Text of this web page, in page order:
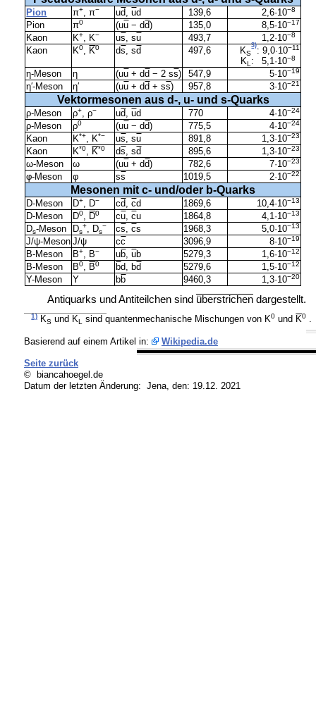
Pion π+, π− ud,ud 139,6 2,6·10−8
Pion π0 (uu − dd) 135,0 8,5·10−17
Kaon K+, K− us, su 493,7 1,2·10−8
Kaon K0, K0 ds, sd 497,6 KS
3)
: 9,0·10−11
KL : 5,1·10−8
η-Meson η (uu + dd − 2 ss) 547,9 5·10−19
η′-Meson η′ (uu + dd + ss) 957,8 3·10−21
Vektormesonen aus d-, u- und s-Quarks
ρ-Meson ρ+, ρ− ud,ud 770 4·10−24
ρ-Meson ρ0 (uu − dd) 775,5 4·10−24
Kaon K*+, K*− us, su 891,8 1,3·10−23
Kaon K*0, K*0 ds, sd 895,6 1,3·10−23
ω-Meson ω (uu + dd) 782,6 7·10−23
φ-Meson φ ss 1019,5 2·10−22
Mesonen mit c- und/oder b-Quarks
D-Meson D+, D− cd,cd 1869,6 10,4·10−13
D-Meson D0, D0 cu,cu 1864,8 4,1·10−13
Ds-Meson Ds
+, Ds
− cs,cs 1968,3 5,0·10−13
J/ψ-Meson J/ψ cc 3096,9 8·10−19
B-Meson B+, B− ub,ub 5279,3 1,6·10−12
B-Meson B0, B0 bd, bd 5279,6 1,5·10−12
Υ-Meson Υ bb 9460,3 1,3·10−20
Antiquarks und Antiteilchen sind überstrichendargestellt.
1)KS und KL sind quantenmechanische Mischungen von K0 und K0 .
Basierend auf einem Artikel in: Wikipedia.de
Seite zurück
© biancahoegel.de
Datum der letzten Änderung: Jena, den: 19.12. 2021